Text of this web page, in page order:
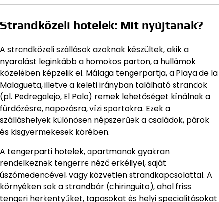
Strandközeli hotelek: Mit nyújtanak?
A strandközeli szállások azoknak készültek, akik a
nyaralást leginkább a homokos parton, a hullámok
közelében képzelik el. Málaga tengerpartja, a Playa de la
Malagueta, illetve a keleti irányban található strandok
(pl. Pedregalejo, El Palo) remek lehetőséget kínálnak a
fürdőzésre, napozásra, vízi sportokra. Ezek a
szálláshelyek különösen népszerűek a családok, párok
és kisgyermekesek körében.
A tengerparti hotelek, apartmanok gyakran
rendelkeznek tengerre néző erkéllyel, saját
úszómedencével, vagy közvetlen strandkapcsolattal. A
környéken sok a strandbár (chiringuito), ahol friss
tengeri herkentyűket, tapasokat és helyi specialitásokat